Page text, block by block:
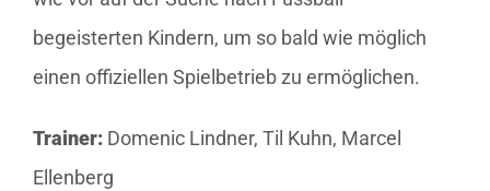
begeisterten Kindern, um so bald wie möglich
einen offiziellen Spielbetrieb zu ermöglichen.
Trainer:Domenic Lindner, Til Kuhn, Marcel
Ellenberg